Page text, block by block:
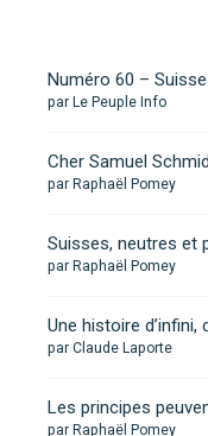
Numéro 60 –
par Le Peuple Info
Cher Samuel
par Raphaël Pomey
Suisses, neutres et
par Raphaël Pomey
Une histoire
par Claude Laporte
Les principes
par Raphaël Pomey